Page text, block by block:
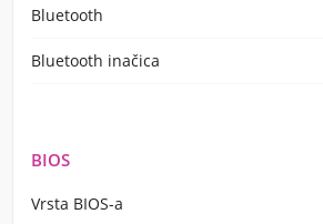
Bluetooth
Bluetooth inačica
BIOS
Vrsta BIOS-a